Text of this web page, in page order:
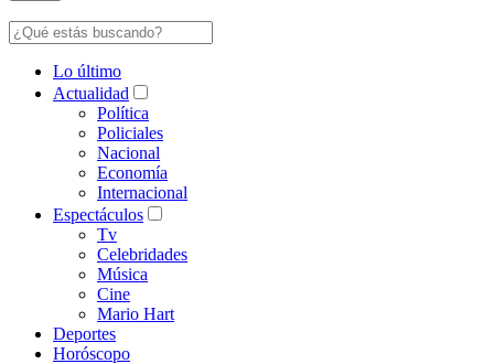
Lo último
Actualidad
Política
Policiales
Nacional
Economía
Internacional
Espectáculos
Tv
Celebridades
Música
Cine
Mario Hart
Deportes
Horóscopo